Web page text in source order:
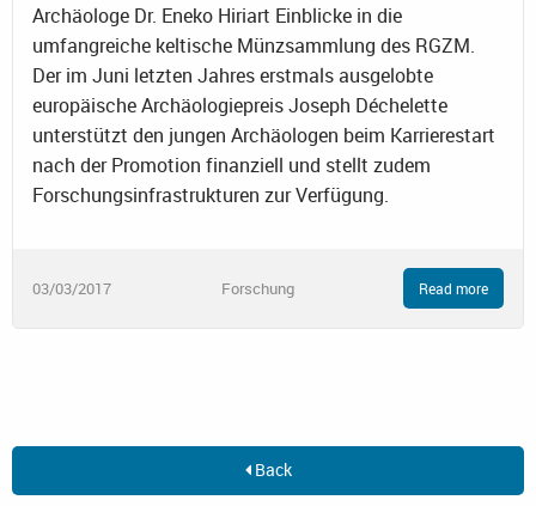
Archäologe Dr. Eneko Hiriart Einblicke in die
umfangreiche keltische Münzsammlung des RGZM.
Der im Juni letzten Jahres erstmals ausgelobte
europäische Archäologiepreis Joseph Déchelette
unterstützt den jungen Archäologen beim Karrierestart
nach der Promotion finanziell und stellt zudem
Forschungsinfrastrukturen zur Verfügung.
03/03/2017 Forschung Read more
Back